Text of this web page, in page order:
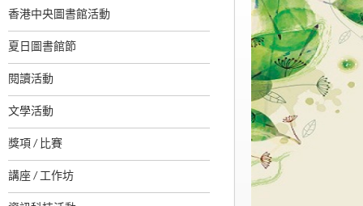
香港中央圖書館活動
夏日圖書館節
閱讀活動
文學活動
獎項 / 比賽
講座 / 工作坊